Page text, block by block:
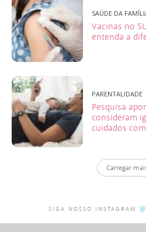
SAÚDE DA
Vacinas no
entenda a
PARENTALIDADE
Pesquisa
consideram
cuidados
Carregar
SIGA NOSSO INSTAGRAM